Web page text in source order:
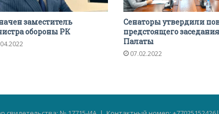
заместитель
обороны РК
Сенаторы утвердили
предстоящего заседания
Палаты
07.02.2022